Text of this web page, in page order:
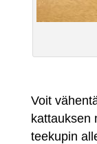
Voit
kattauksen
teekupin